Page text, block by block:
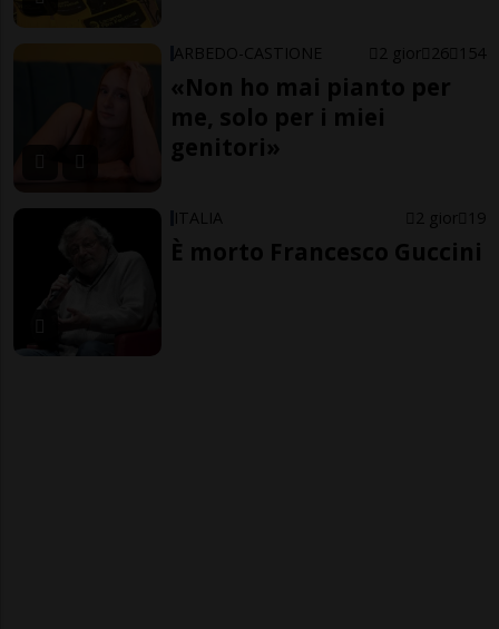
ARBEDO-CASTIONE 2 gior 26 154
«Non ho mai pianto per
me, solo per i miei
genitori»
ITALIA 2 gior 19
È morto Francesco Guccini